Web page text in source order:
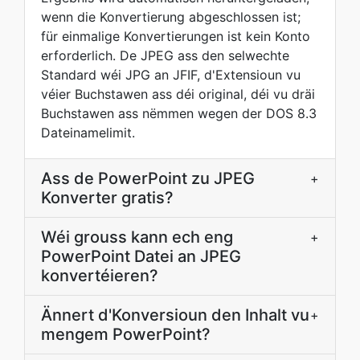
wenn die Konvertierung abgeschlossen ist;
für einmalige Konvertierungen ist kein Konto
erforderlich. De JPEG ass den selwechte
Standard wéi JPG an JFIF, d'Extensioun vu
véier Buchstawen ass déi original, déi vu dräi
Buchstawen ass nëmmen wegen der DOS 8.3
Dateinamelimit.
Ass de PowerPoint zu JPEG
Konverter gratis?
+
Wéi grouss kann ech eng
PowerPoint Datei an JPEG
konvertéieren?
+
Ännert d'Konversioun den Inhalt vu
mengem PowerPoint?
+